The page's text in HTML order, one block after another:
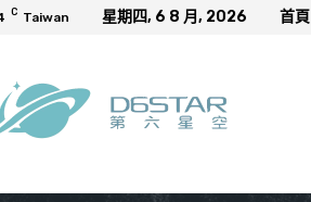
C Taiwan 星期四, 6 8 月, 2026 首頁